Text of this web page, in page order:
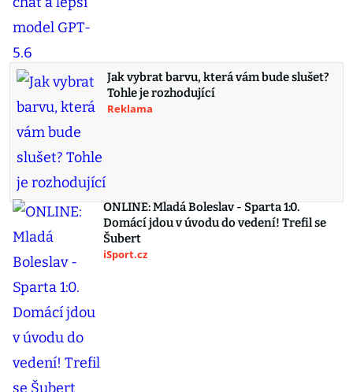
Jak vybrat barvu, která vám bude slušet?
Tohle je rozhodující
Reklama
ONLINE: Mladá Boleslav - Sparta 1:0.
Domácí jdou v úvodu do vedení! Trefil se
Šubert
iSport.cz